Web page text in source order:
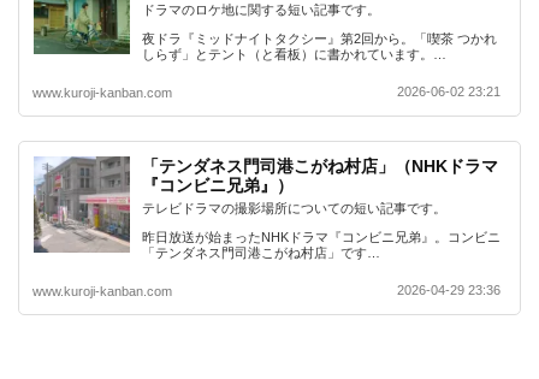
ドラマのロケ地に関する短い記事です。
夜ドラ『ミッドナイトタクシー』第2回から。「喫茶 つかれ
しらず」とテント（と看板）に書かれています。…
www.kuroji-kanban.com 2026-06-02 23:21
「テンダネス門司港こがね村店」（NHKドラマ
『コンビニ兄弟』）
テレビドラマの撮影場所についての短い記事です。
昨日放送が始まったNHKドラマ『コンビニ兄弟』。コンビニ
「テンダネス門司港こがね村店」です…
www.kuroji-kanban.com 2026-04-29 23:36